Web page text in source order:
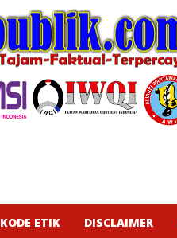
KODE ETIK DISCLAIMER